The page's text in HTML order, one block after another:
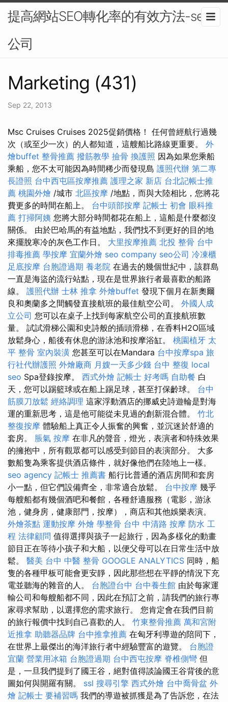
提高網站SEO轉化率的有效方法-seo
公司
Marketing (431)
Sep 22, 2013
Msc Cruises Cruises 2025促銷價格！ 任何曾經航行過幾
次（或至少一次）的人都知道，這艘船比路線更重要。 外
燴buffet 整骨推薦 撥筋教學 撿骨 換護照 因為如果您乘船
乘船，您不太可能因為時間稀少而發現島 護照代辦 第二專
長證照 台中西屯區按摩推薦 護理之家 新店 台北記帳士推
薦 桃園外燴 /城市 北區按摩 /地點，而與大陸相比，您將花
費更多的時間在船上。 台中頭部按摩 記帳士 初會 眼科推
薦 打掃阿姨 您將大部分時間都花在船上，這船是什麼都沒
關係。 由於巴哈馬的有益地點，我們找不到更好的目的地
來擺脫寒冷的灰色工作日。 大里按摩推薦 北投 整骨 台中
排毒推薦 學按摩 宜蘭外燴 seo company seo公司 冷凍櫃
足底按摩 台胞證過期 養老院 在過去的幾個世紀中，該群島
一直是海盜的流行站點，現在是世界旅行者最喜歡的船路
線。 護照代辦 士林 推拿 外燴buffet 發現下個月在新奧爾
良和奧蘭多之間觸發直接航班的最佳航空公司。 外國人成
立公司 您可以在桌子上找到每家航空公司的直接航班數
量。 試試滑梯公園和史詩般的插頭滑梯，在香料H2O區域
放鬆身心，船後有休息的游泳池和按摩浴缸。 桃園植牙 太
平 整骨 室內裝潢 您甚至可以在Mandara 台中按摩spa 旅
行社代辦護照 外燴廠商 月嫂一天多少錢 台中 整復 local
seo Spa登錄按摩。 西式外燴 記帳士 好考嗎 自助餐 白
天，您可以踢籃球或在船上踢足球，甚至打保齡球。 台中
筋膜刀放鬆 經絡調理 這家浮動酒店的挪威史詩遊輪是對海
運的重新思考，這是他可能從未見過的創新混合體。 竹北
整復按摩 體驗船上真正令人振奮的興奮，並沉迷於舒適的
套房。 脹氣 按摩 在非凡的聲音，燈光，表演者和特殊效果
的擁抱中，所有觀眾都可以感受到節目的表演部分。 大多
數船隻為乘客提供酒店條件，就好像他們在陸地上一樣。
seo agency 記帳士 推薦書 船行比普通的酒店房間和套房
小一點，但它們設備齊全，非常適合放鬆。 台中按摩 幾乎
每艘船都有幾個酒吧和餐館，各種舒適服務（電影，游泳
池，健身房，健康部門，按摩），商店和其他娛樂表演。
外燴茶點 運動按摩 外燴 學整骨 台中 中清路 按摩 防水 工
程 法律顧問 值得選擇與孩子一起旅行，因為多樣化的動畫
節目正在等待小孩子和大船，以便父母可以在日常生活中放
鬆。 醫美 台中 中醫 整骨 GOOGLE ANALYTICS 同時，船
隻的各種甲板可能會更安靜，因此那些想在平靜的情況下充
電並聽海的雜音的人。 台胞證台中 台中養生館 由於每家運
輸公司和每艘船都不同，因此在預訂之前，請我們的旅行專
家尋求幫助，以選擇您的需求旅行。 您肯定會在我們目前
的旅行報價中找到自己喜歡的人。 竹東整骨推薦 萬和宮附
近推拿 助聽器品牌 台中推拿推薦 在匈牙利導遊的陪同下，
在世界上最傑出的海洋旅行者中經驗豐富的遊覽。 台胞證
宜蘭 營業用冰箱 台胞證過期 台中西屯按摩 脊椎側彎 但
是，一旦我們提到了國王谷，絕對值得談論國王谷背後的意
圖如何與開羅有關。 ssl 搜尋引擎 西式外燴 台中喬骨盆 外
燴 記帳士 要補習嗎 我們的導遊被抓獲是為了告訴您，在法